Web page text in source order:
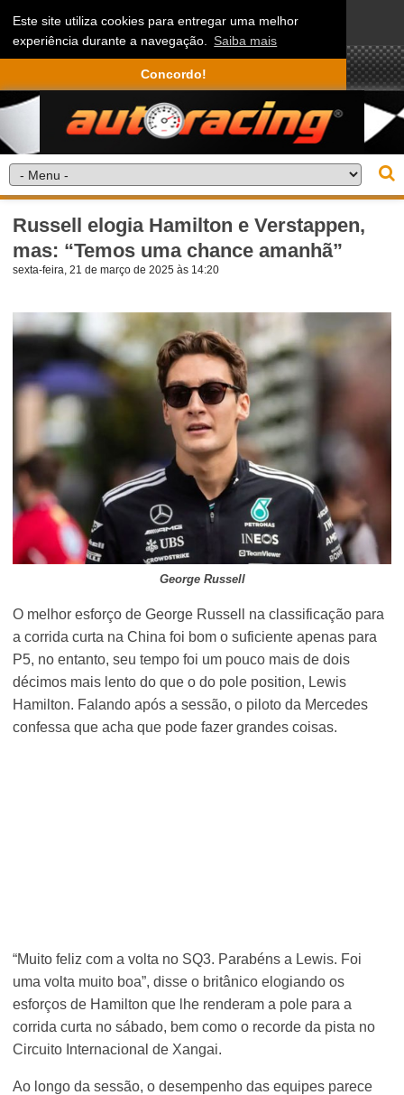
Este site utiliza cookies para entregar uma melhor
experiência durante a navegação. Saiba mais
Concordo!
Russell elogia Hamilton e Verstappen,
mas: “Temos uma chance amanhã”
sexta-feira, 21 de março de 2025 às 14:20
George Russell
O melhor esforço de George Russell na classificação para
a corrida curta na China foi bom o suficiente apenas para
P5, no entanto, seu tempo foi um pouco mais de dois
décimos mais lento do que o do pole position, Lewis
Hamilton. Falando após a sessão, o piloto da Mercedes
confessa que acha que pode fazer grandes coisas.
“Muito feliz com a volta no SQ3. Parabéns a Lewis. Foi
uma volta muito boa”, disse o britânico elogiando os
esforços de Hamilton que lhe renderam a pole para a
corrida curta no sábado, bem como o recorde da pista no
Circuito Internacional de Xangai.
Ao longo da sessão, o desempenho das equipes parece